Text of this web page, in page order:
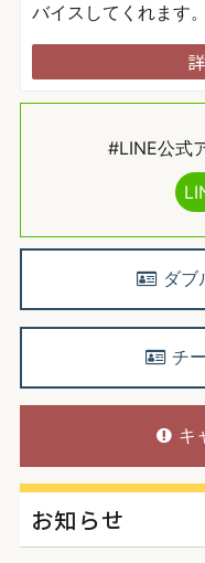
バイスしてくれます。
#LINE公式
ダブ
チ
キ
お知らせ